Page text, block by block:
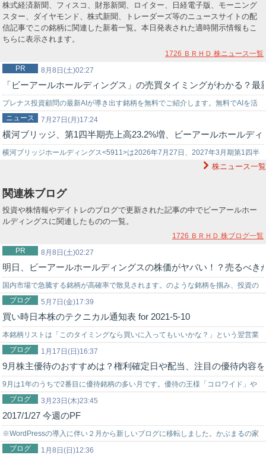
株式経済新聞、フィスコ、財形新聞、ロイター、日経電子版、モーニング
スター、ダイヤモンド、株式新聞、トレーダーズ等のニュースサイトの配
信記事でこの銘柄に関連した新着一覧。本日発表された適時開示情報もこ
ちらに表示されます。
1726 ＢＲＨＤ 株ニュース一覧
8月8日(土)02:27
PR
「ビーアールホールディングス」の売買タイミングがわかる？
プレナス投資顧問の最新AIが導き出す銘柄を無料でご紹介します。無料でAIを活
用した株式投資を始めてみませんか？上手く使いこなせれば…
7月27日(月)17:24
ニュース
横河ブリッジ、第1四半期売上高23.2%増、ビーアールホールデ
横河ブリッジホールディングス<5911>は2026年7月27日、2027年3月期第1四半
株ニュース一覧
関連株ブログ
投資や株情報やデイトレのブログで更新された記事の中でビーアールホー
ルディングスに関連したものの一覧。
1726 ＢＲＨＤ 株ブログ一覧
8月8日(土)02:27
PR
明日、ビーアールホールディングスの株価がヤバい！？売るべ
国内市場で急騰する銘柄が高確率で散見されます。のような銘柄を掴み、投資の
世界でチャンスを狙うなら信頼できる投資助言を得ることが重要です。弊社では
投資戦略に困っている初心者の投資家様をサポートする環境を…
5月7日(金)17:39
ブログ
買い時日本株のテクニカル通知表 for 2021-5-10
本銘柄リストは「このタイミングなら買いに入ってもいいかな？」という翌営業
日注目の銘柄リストです。記載銘柄は下記ルールを満たしています。①過去3年平
均…
1月17日(日)16:37
ブログ
9月株主優待のおすすめは？権利確定日や配当、注目の優待内容
9月は1年のうちで2番目に優待銘柄の多い月です。優待の王様「コロワイド」や
傘下の「アトム」、すき家などを手掛ける「ゼンショー」など多くの人気の飲食
優…
3月23日(木)23:45
ブログ
2017/1/27 今週のPF
※WordPressの導入に伴い２月から新しいブログに移転しました。かぶまるの家
族でチャレンジブログに登録変更お願いします。Follow@kabum…
1月8日(日)12:36
ブログ